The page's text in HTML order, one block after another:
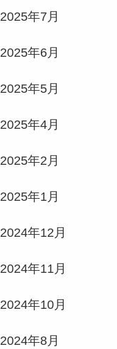
2025年7月
2025年6月
2025年5月
2025年4月
2025年2月
2025年1月
2024年12月
2024年11月
2024年10月
2024年8月